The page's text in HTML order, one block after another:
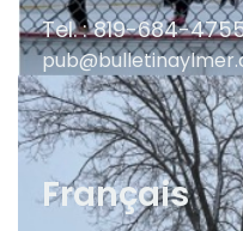
Tel. : 819-684-
Français